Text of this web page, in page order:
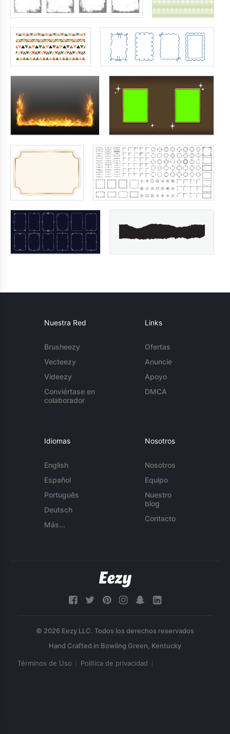
Nuestra Red
Brusheezy
Vecteezy
Videezy
Conviértase en
colaborador
Links
Ofertas
Anuncie
Apoyo
DMCA
Idiomas
English
Español
Português
Deutsch
Más...
Nosotros
Nosotros
Equipo
Nuestro
blog
Contacto
© 2026 Eezy LLC. Todos los derechos reservados
Términos de Uso Política de privacidad